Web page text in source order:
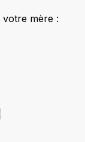
votre mère :